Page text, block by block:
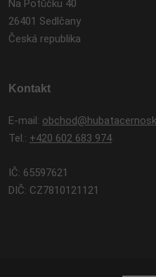
Na Potůčku 40
26401 Sedlčany
Česká republika
Kontakt
E-mail:
Tel.: +420 602 683 974
IČ: 65597621
DIČ: CZ7810121121